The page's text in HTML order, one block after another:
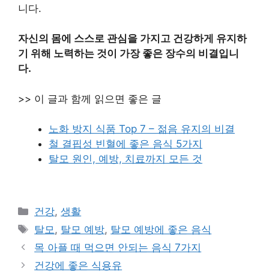
니다.
자신의 몸에 스스로 관심을 가지고 건강하게 유지하
기 위해 노력하는 것이 가장 좋은 장수의 비결입니
다.
>> 이 글과 함께 읽으면 좋은 글
노화 방지 식품 Top 7 – 젊음 유지의 비결
철 결핍성 빈혈에 좋은 음식 5가지
탈모 원인, 예방, 치료까지 모든 것
카
테
리
건강,생활
태
그
탈모 , 탈모 예방, 탈모 예방에 좋은 음식
목 아플 때 먹으면 안되는 음식 7가지
건강에 좋은 식용유